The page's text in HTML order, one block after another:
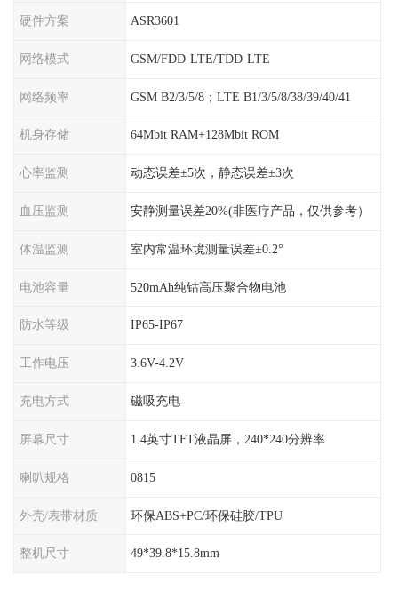
硬件方案 ASR3601
网络模式 GSM/FDD-LTE/TDD-LTE
网络频率 GSM B2/3/5/8；LTE B1/3/5/8/38/39/40/41
机身存储 64Mbit RAM+128Mbit ROM
心率监测 动态误差±5次，静态误差±3次
血压监测 安静测量误差20%(非医疗产品，仅供参考）
体温监测 室内常温环境测量误差±0.2°
电池容量 520mAh纯钴高压聚合物电池
防水等级 IP65-IP67
工作电压 3.6V-4.2V
充电方式 磁吸充电
屏幕尺寸 1.4英寸TFT液晶屏，240*240分辨率
喇叭规格 0815
外壳/表带材质 环保ABS+PC/环保硅胶/TPU
整机尺寸 49*39.8*15.8mm